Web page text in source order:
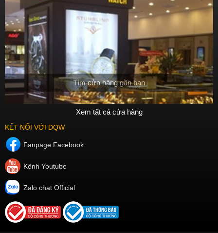
Tìm cửa hàng gần bạn
Xem tất cả cửa hàng
KẾT NỐI VỚI DQW
Fanpage Facebook
Kênh Youtube
Zalo chat Official